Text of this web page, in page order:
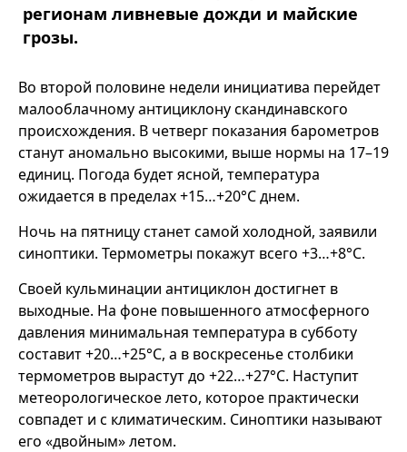
регионам ливневые дожди и майские
грозы.
Во второй половине недели инициатива перейдет
малооблачному антициклону скандинавского
происхождения. В четверг показания барометров
станут аномально высокими, выше нормы на 17–19
единиц. Погода будет ясной, температура
ожидается в пределах +15…+20°С днем.
Ночь на пятницу станет самой холодной, заявили
синоптики. Термометры покажут всего +3…+8°С.
Своей кульминации антициклон достигнет в
выходные. На фоне повышенного атмосферного
давления минимальная температура в субботу
составит +20…+25°С, а в воскресенье столбики
термометров вырастут до +22…+27°С. Наступит
метеорологическое лето, которое практически
совпадет и с климатическим. Синоптики называют
его «двойным» летом.